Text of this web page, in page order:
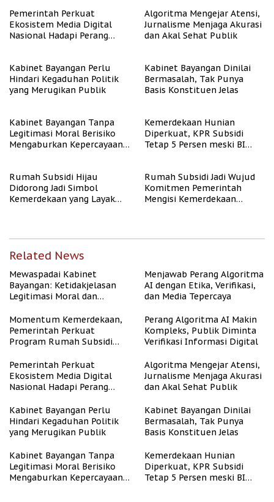
Pemerintah Perkuat
Ekosistem Media Digital
Nasional Hadapi Perang
Algoritma Mengejar Atensi,
Jurnalisme Menjaga Akurasi
dan Akal Sehat Publik
Kabinet Bayangan Perlu
Hindari Kegaduhan Politik
yang Merugikan Publik
Kabinet Bayangan Dinilai
Bermasalah, Tak Punya
Basis Konstituen Jelas
Kabinet Bayangan Tanpa
Legitimasi Moral Berisiko
Mengaburkan Kepercayaan
Kemerdekaan Hunian
Diperkuat, KPR Subsidi
Tetap 5 Persen meski BI
Rumah Subsidi Hijau
Didorong Jadi Simbol
Kemerdekaan yang Layak
Rumah Subsidi Jadi Wujud
Komitmen Pemerintah
Mengisi Kemerdekaan
Related News
Mewaspadai Kabinet
Bayangan: Ketidakjelasan
Legitimasi Moral dan
Menjawab Perang Algoritma
AI dengan Etika, Verifikasi,
dan Media Tepercaya
Momentum Kemerdekaan,
Pemerintah Perkuat
Program Rumah Subsidi
Berpenghasilan Rendah
Perang Algoritma AI Makin
Kompleks, Publik Diminta
Verifikasi Informasi Digital
Pemerintah Perkuat
Ekosistem Media Digital
Nasional Hadapi Perang
Algoritma Mengejar Atensi,
Jurnalisme Menjaga Akurasi
dan Akal Sehat Publik
Kabinet Bayangan Perlu
Hindari Kegaduhan Politik
yang Merugikan Publik
Kabinet Bayangan Dinilai
Bermasalah, Tak Punya
Basis Konstituen Jelas
Kabinet Bayangan Tanpa
Legitimasi Moral Berisiko
Mengaburkan Kepercayaan
Kemerdekaan Hunian
Diperkuat, KPR Subsidi
Tetap 5 Persen meski BI